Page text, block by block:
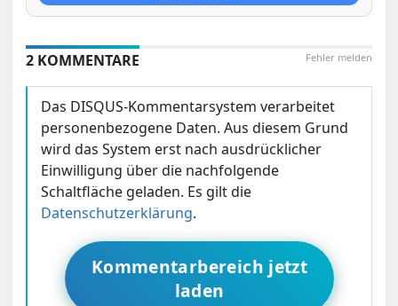
Fehler melden
2 KOMMENTARE
Das DISQUS-Kommentarsystem verarbeitet
personenbezogene Daten. Aus diesem Grund
wird das System erst nach ausdrücklicher
Einwilligung über die nachfolgende
Schaltfläche geladen. Es gilt die
Datenschutzerklärung.
Kommentarbereich jetzt
laden